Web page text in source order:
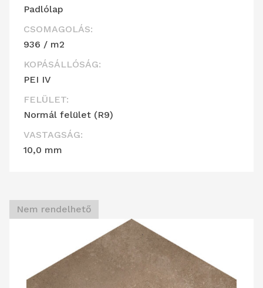
Padlólap
CSOMAGOLÁS:
936 / m2
KOPÁSÁLLÓSÁG:
PEI IV
FELÜLET:
Normál felület (R9)
VASTAGSÁG:
10,0 mm
Nem rendelhető